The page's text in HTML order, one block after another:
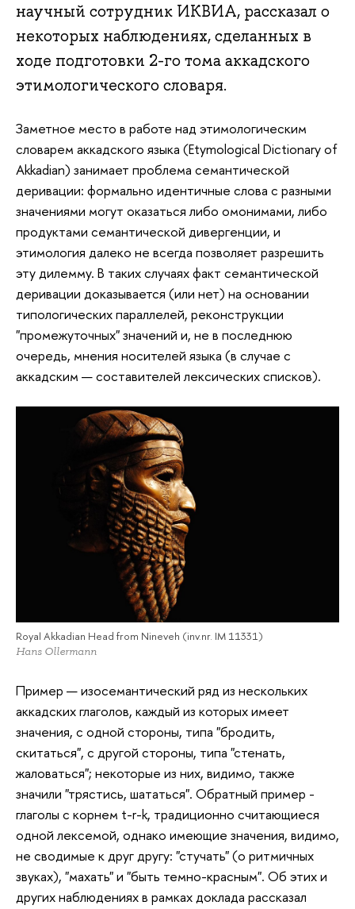
научный сотрудник ИКВИА, рассказал о
некоторых наблюдениях, сделанных в
ходе подготовки 2-го тома аккадского
этимологического словаря.
Заметное место в работе над этимологическим
словарем аккадского языка (Etymological Dictionary of
Akkadian) занимает проблема семантической
деривации: формально идентичные слова с разными
значениями могут оказаться либо омонимами, либо
продуктами семантической дивергенции, и
этимология далеко не всегда позволяет разрешить
эту дилемму. В таких случаях факт семантической
деривации доказывается (или нет) на основании
типологических параллелей, реконструкции
"промежуточных" значений и, не в последнюю
очередь, мнения носителей языка (в случае с
аккадским — составителей лексических списков).
Royal Akkadian Head from Nineveh (inv.nr. IM 11331)
Hans Ollermann
Пример — изосемантический ряд из нескольких
аккадских глаголов, каждый из которых имеет
значения, с одной стороны, типа "бродить,
скитаться", с другой стороны, типа "стенать,
жаловаться"; некоторые из них, видимо, также
значили "трястись, шататься". Обратный пример -
глаголы с корнем t-r-k, традиционно считающиеся
одной лексемой, однако имеющие значения, видимо,
не сводимые к друг другу: "стучать" (о ритмичных
звуках), "махать" и "быть темно-красным". Об этих и
других наблюдениях в рамках доклада рассказал